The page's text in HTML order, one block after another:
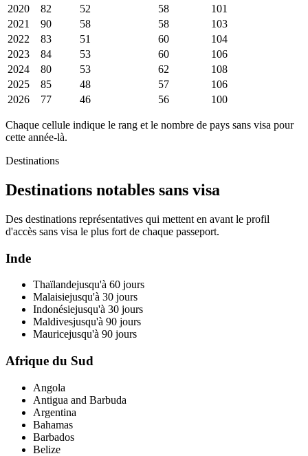
2020 82 52 58
101
2021
90 58 58
103
2022
83 51 60
104
2023
84 53 60
106
2024
80 53 62
108
2025
85 48 57
106
2026
77 46 56 100
Chaque cellule indique le rang et le nombre de pays sans visa pour
cette année-là.
Destinations
Destinations notables sans visa
Des destinations représentatives qui mettent en avant le profil
d'accès sans visa le plus fort de chaque passeport.
Inde
Thaïlandejusqu'à 60 jours
Malaisiejusqu'à 30 jours
Indonésiejusqu'à 30 jours
Maldivesjusqu'à 90 jours
Mauricejusqu'à 90 jours
Afrique du Sud
Angola
Antigua and Barbuda
Argentina
Bahamas
Barbados
Belize